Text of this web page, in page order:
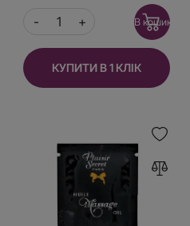
В кошик
КУПИТИ В 1 КЛІК